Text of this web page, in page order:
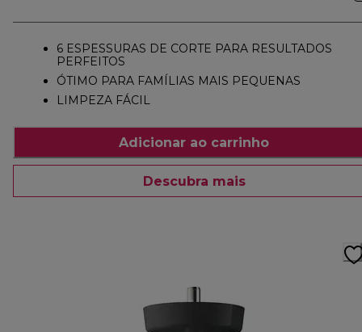
6 ESPESSURAS DE CORTE PARA RESULTADOS
PERFEITOS
ÓTIMO PARA FAMÍLIAS MAIS PEQUENAS
LIMPEZA FÁCIL
Adicionar ao carrinho
Descubra mais